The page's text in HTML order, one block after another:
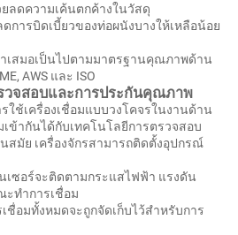
ลดความเค้นตกค้างในวัสดุ
การบิดเบี้ยวของท่อผนังบางให้เหลือน้อย
เสมอเป็นไปตามมาตรฐานคุณภาพด้าน
AWS และ ISO
วจสอบและการประกันคุณภาพ
ใช้เครื่องเชื่อมแบบวงโคจรในงานด้าน
ข้ากันได้กับเทคโนโลยีการตรวจสอบ
มัย ​​เครื่องจักรสามารถติดตั้งอุปกรณ์
เซอร์จะติดตามกระแสไฟฟ้า แรงดัน
ทำการเชื่อม
ชื่อมทั้งหมดจะถูกจัดเก็บไว้สำหรับการ